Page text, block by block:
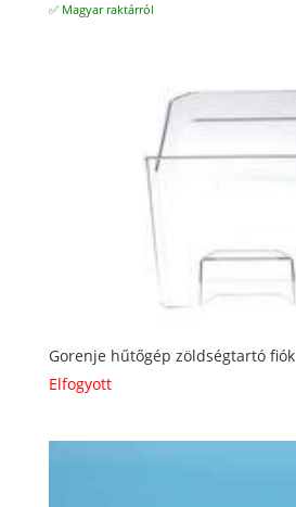
✅ Magyar raktárról
Gorenje hűtőgép zöldségtartó fiók
Elfogyott